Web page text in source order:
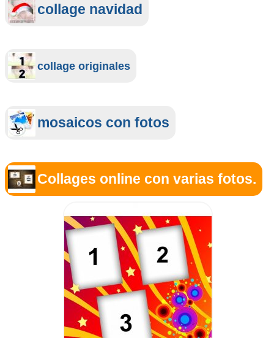
collage navidad
collage originales
mosaicos con fotos
Collages online con varias fotos.